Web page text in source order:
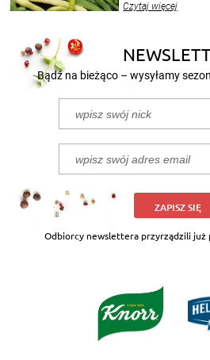
nasze propozycje!
Czytaj więcej
Bądź na bieżąco – wysyłamy
ZAPISZ SIĘ
Odbiorcy newslettera przyrządzili już